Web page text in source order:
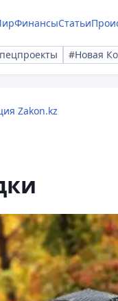
ФинансыСтатьи
#Новая
Zakon.kz